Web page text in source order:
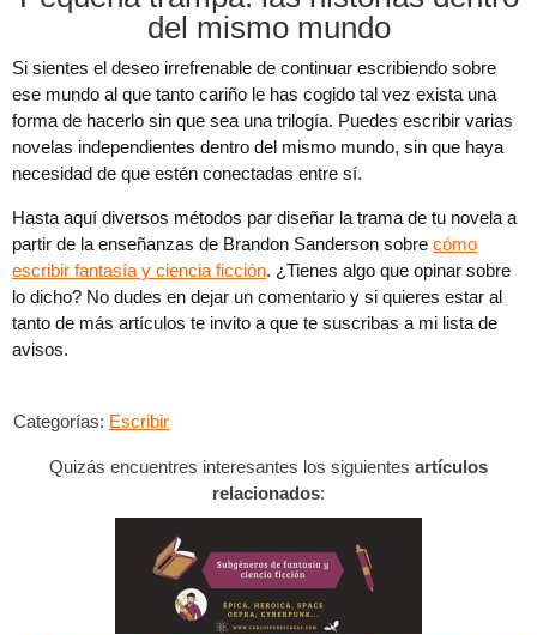
del mismo mundo
Si sientes el deseo irrefrenable de continuar escribiendo sobre
ese mundo al que tanto cariño le has cogido tal vez exista una
forma de hacerlo sin que sea una trilogía. Puedes escribir varias
novelas independientes dentro del mismo mundo, sin que haya
necesidad de que estén conectadas entre sí.
Hasta aquí diversos métodos par diseñar la trama de tu novela a
partir de la enseñanzas de Brandon Sanderson sobre cómo
escribir fantasía y ciencia ficción. ¿Tienes algo que opinar sobre
lo dicho? No dudes en dejar un comentario y si quieres estar al
tanto de más artículos te invito a que te suscribas a mi lista de
avisos.
Categorías: Escribir
Quizás encuentres interesantes los siguientes artículos
relacionados: